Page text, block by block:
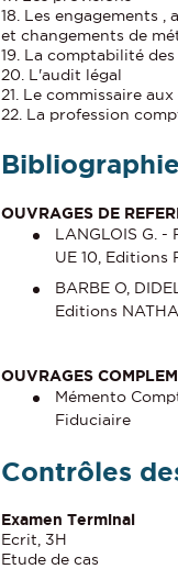
18. Les engagements
et changements de
19. La comptabilité
20. L'audit légal
21. Le commissaire
22. La profession
Bibliographie
OUVRAGES DE
LANGLOIS G. -
UE 10, Editions
BARBE O,
Editions
OUVRAGES
Mémento
Fiduciaire
Contrôles
Examen Terminal
Ecrit, 3H
Etude de cas